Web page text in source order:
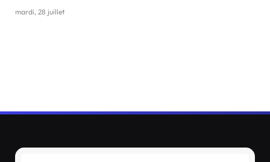
mardi, 28 juillet